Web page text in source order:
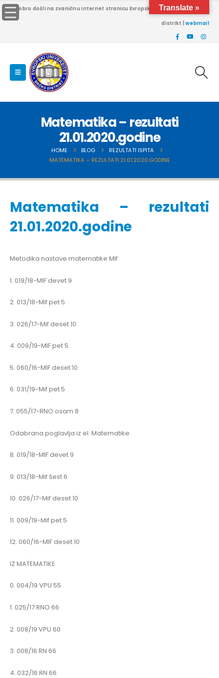
Dobro došli na zvaničnu internet stranicu Evropskog univerziteta Brčko
distrikt |webmail
Matematika – rezultati
21.01.2020.godine
HOME BLOG
REZULTATI ISPITA
MATEMATIKA – REZULTATI 21.01.2020.GODINE
Matematika – rezultati
21.01.2020.godine
Metodika nastave matematike MIf
1. 019/18-MIF devet 9
2. 013/18-Mif pet 5
3. 026/17-Mif deset 10
4. 009/19-MIF pet 5
5. 060/16-MIF deset 10
6. 031/19-Mif pet 5
7. 055/17-RNO osam 8
Odabrana poglavlja iz el. Matematike
8. 019/18-MIF devet 9
9. 013/18-Mif šest 6
10. 026/17-Mif deset 10
11. 009/19-Mif pet 5
12. 060/16-MIF deset 10
IZ MATEMATIKE
0. 004/19 VPU 55
1. 025/17 RNO 66
2. 008/19 VPU 60
3. 008/16 RN 66
4. 032/16 RN 66
Translate »